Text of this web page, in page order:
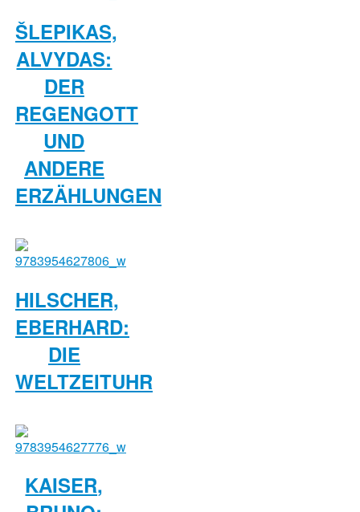
ŠLEPIKAS,
ALVYDAS:
DER
REGENGOTT
UND
ANDERE
ERZÄHLUNGEN
HILSCHER,
EBERHARD:
DIE
WELTZEITUHR
KAISER,